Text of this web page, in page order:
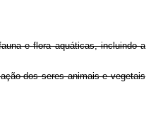
e flora aquáticas, incluindo a
dos seres animais e vegetais